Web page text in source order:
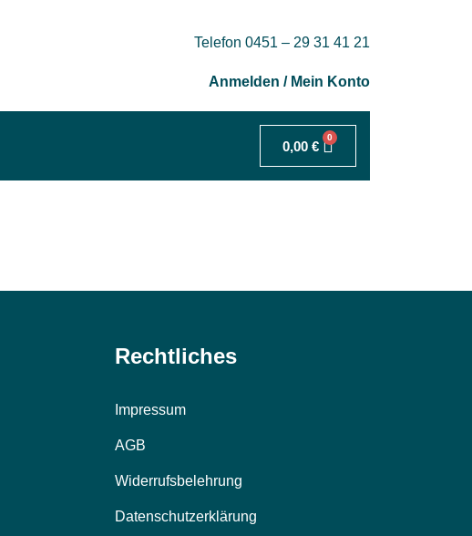
Telefon 0451 – 29 31 41 21
Anmelden / Mein Konto
0,00 €
0
Rechtliches
Impressum
AGB
Widerrufsbelehrung
Datenschutzerklärung